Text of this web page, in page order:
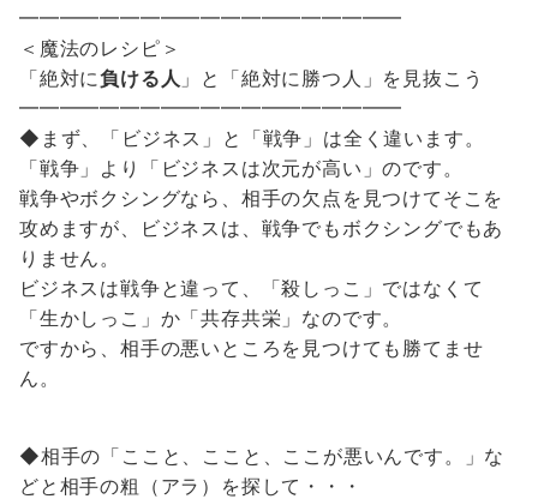
━━━━━━━━━━━━━━━━━━━
＜魔法のレシピ＞
「絶対に負ける人 」と「絶対に勝つ人」を見抜こう
━━━━━━━━━━━━━━━━━━━
◆まず、「ビジネス」と「戦争」は全く違います。
「戦争」より「ビジネスは次元が高い」のです。
戦争やボクシングなら、相手の欠点を見つけてそこを
攻めますが、ビジネスは、戦争でもボクシングでもあ
りません。
ビジネスは戦争と違って、「殺しっこ」ではなくて
「生かしっこ」か「共存共栄」なのです。
ですから、相手の悪いところを見つけても勝てませ
ん。
◆相手の「ここと、ここと、ここが悪いんです。」な
どと相手の粗（アラ）を探して・・・